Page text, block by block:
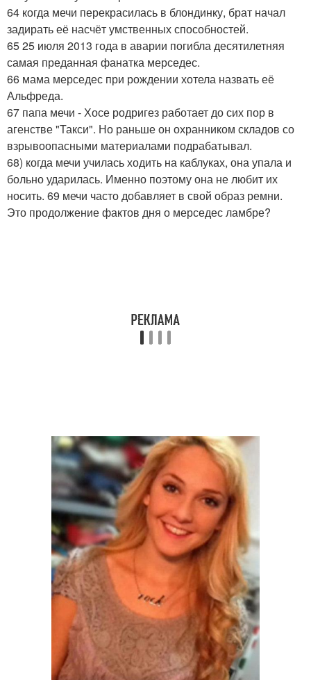
64 когда мечи перекрасилась в блондинку, брат начал
задирать её насчёт умственных способностей.
65 25 июля 2013 года в аварии погибла десятилетняя
самая преданная фанатка мерседес.
66 мама мерседес при рождении хотела назвать её
Альфреда.
67 папа мечи - Хосе родригез работает до сих пор в
агенстве "Такси". Но раньше он охранником складов со
взрывоопасными материалами подрабатывал.
68) когда мечи училась ходить на каблуках, она упала и
больно ударилась. Именно поэтому она не любит их
носить. 69 мечи часто добавляет в свой образ ремни.
Это продолжение фактов дня о мерседес ламбре?